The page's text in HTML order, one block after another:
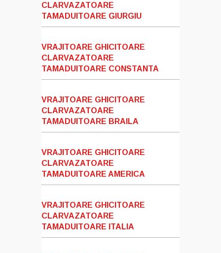
CLARVAZATOARE
TAMADUITOARE GIURGIU
VRAJITOARE GHICITOARE
CLARVAZATOARE
TAMADUITOARE CONSTANTA
VRAJITOARE GHICITOARE
CLARVAZATOARE
TAMADUITOARE BRAILA
VRAJITOARE GHICITOARE
CLARVAZATOARE
TAMADUITOARE AMERICA
VRAJITOARE GHICITOARE
CLARVAZATOARE
TAMADUITOARE ITALIA